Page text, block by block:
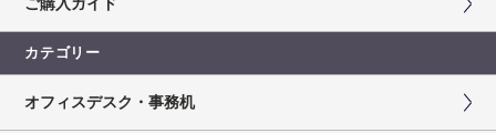
カテゴリー
オフィスデスク・事務机